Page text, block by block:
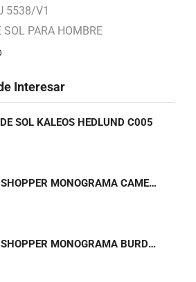
5538/V1
SOL PARA HOMBRE
Interesar
SOL KALEOS HEDLUND C005
BOLSO SHOPPER MONOGRAMA CAMEL LOLA CASADEMUNT LF2604075
BOLSO SHOPPER MONOGRAMA BURDEOS LOLA CASADEMUNT LF2604075